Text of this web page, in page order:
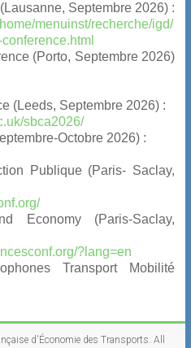
Septembre 2026) :
menuinst/recherche/igd/
(Porto, Septembre 2026)
(Leeds, Septembre 2026) :
sbca2026/
Octobre 2026) :
Publique (Paris- Saclay,
Economy (Paris-Saclay,
?lang=en
Transport Mobilité
d'Économie des Transports. All